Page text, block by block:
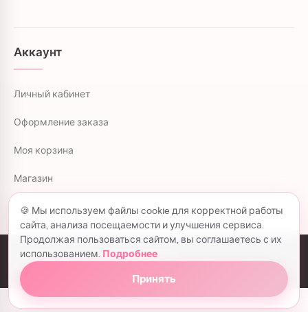
Аккаунт
Личный кабинет
Оформление заказа
Моя корзина
Магазин
colorflowers.ru © 2026 все права защищены.
Политика конфиденциальности
🍪 Мы используем файлы cookie для корректной работы
сайта, анализа посещаемости и улучшения сервиса.
Продолжая пользоваться сайтом, вы соглашаетесь с их
использованием. Подробнее
Принять